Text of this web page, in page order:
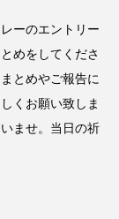
ーのエントリー
めをしてくださ
とめやご報告に
くお願い致しま
ませ。当日の祈